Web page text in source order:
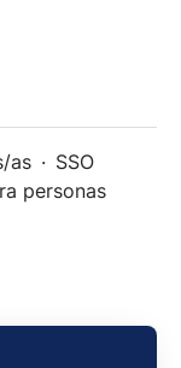
as · SSO
personas